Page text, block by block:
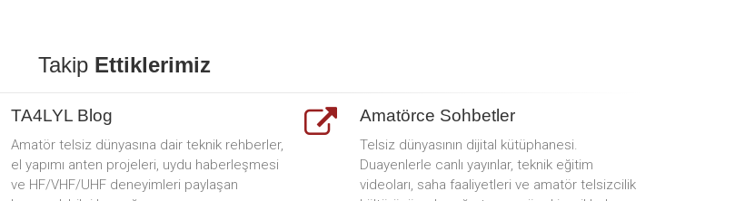
Takip Ettiklerimiz
TA4LYL Blog
Amatör telsiz dünyasına dair teknik rehberler,
el yapımı anten projeleri, uydu haberleşmesi
ve HF/VHF/UHF deneyimleri paylaşan
Amatörce Sohbetler
Telsiz dünyasının dijital kütüphanesi.
Duayenlerle canlı yayınlar, teknik eğitim
videoları, saha faaliyetleri ve amatör telsizcilik